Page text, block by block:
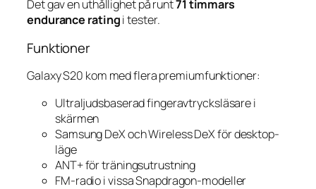
Det gav en uthållighet på runt71 timmars
endurance ratingi tester.
Funktioner
Galaxy S20 kom med flera premiumfunktioner:
Ultraljudsbaserad fingeravtrycksläsare i
skärmen
Samsung DeX och Wireless DeX för desktop-
läge
ANT+ för träningsutrustning
FM-radio i vissa Snapdragon-modeller